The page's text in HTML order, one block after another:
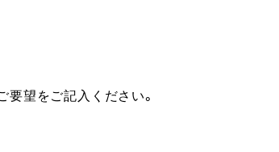
望をご記入ください。